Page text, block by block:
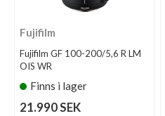
Fujifilm
Fujifilm GF 100-200/5,6 R LM
OIS WR
Finns i lager
21.990 SEK